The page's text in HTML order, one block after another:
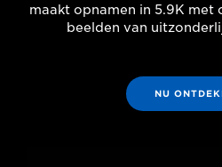
maakt opnamen in 5.9K met
beelden van
NU